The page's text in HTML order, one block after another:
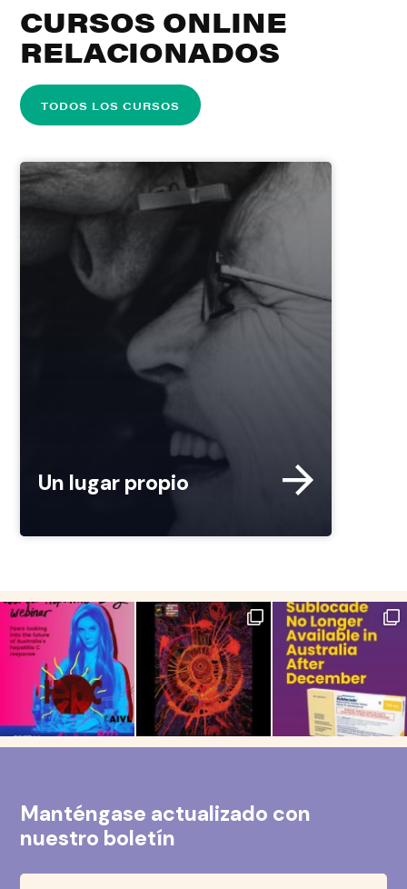
CURSOS ONLINE
RELACIONADOS
TODOS LOS CURSOS
Un lugar propio
Manténgase actualizado con
nuestro boletín